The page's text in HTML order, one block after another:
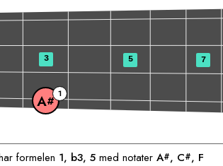
A# 1
3 5 7
formelen 1, b3, 5 med notaterA#, C#, F